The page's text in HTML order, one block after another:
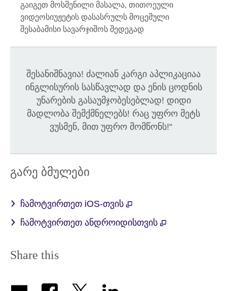
გაიგეთ მოსმენილი მასალა, თითოეული
ვიდეოსიუჟეტის დასასრულს მოცემული
შესაბამისი სავარჯიშოს შედეგად
შესანიშნავია! ძალიან კარგი აპლიკაციაა
ინგლისურის სასწავლად და ენის ცოდნის
უნარების გასაუმჯობესებლად! დიდი
მადლობა შემქმნელებს! რაც უფრო მეტს
ვუსმენ, მით უფრო მომწონს!“
გარე ბმულები
ჩამოტვირთეთ iOS-თვის
ჩამოტვირთეთ ანდროიდისთვის
Share this